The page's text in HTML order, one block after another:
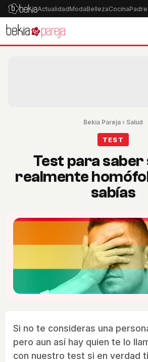
ActualidadModaBellezaCocina
Bekia Pareja › Salud
TEST
Test para saber
realmente
sabías
Si no te consideras una
pero aun así hay quien te lo
con nuestro test si en verdad